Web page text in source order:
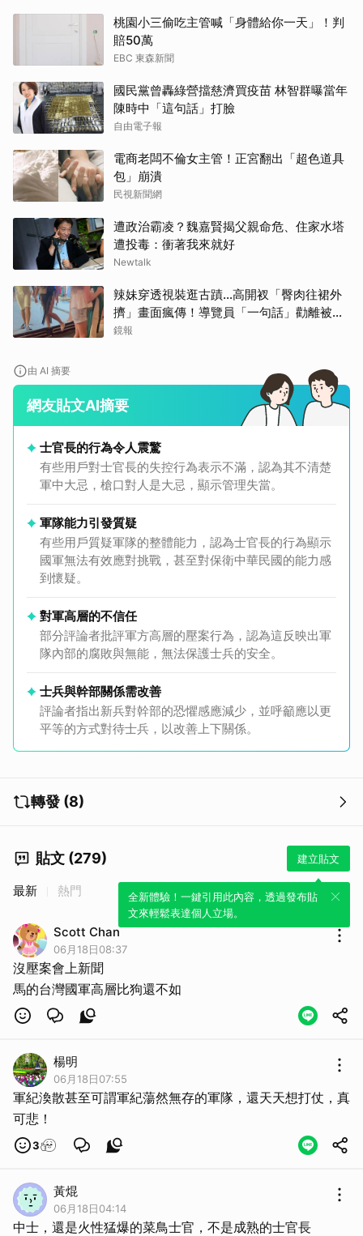
桃園小三偷吃主管喊「身體給你一天」！判
賠50萬
EBC 東森新聞
國民黨曾轟綠營擋慈濟買疫苗 林智群曝當年
陳時中「這句話」打臉
自由電子報
電商老闆不倫女主管！正宮翻出「超色道具
包」崩潰
民視新聞網
遭政治霸凌？魏嘉賢揭父親命危、住家水塔
遭投毒：衝著我來就好
Newtalk
辣妹穿透視裝逛古蹟…高開衩「臀肉往裙外
擠」畫面瘋傳！導覽員「一句話」勸離被狂
讚
鏡報
由 AI 摘要
網友貼文AI摘要
士官長的行為令人震驚
有些用戶對士官長的失控行為表示不滿，認為其不清楚
軍中大忌，槍口對人是大忌，顯示管理失當。
軍隊能力引發質疑
有些用戶質疑軍隊的整體能力，認為士官長的行為顯示
國軍無法有效應對挑戰，甚至對保衛中華民國的能力感
到懷疑。
對軍高層的不信任
部分評論者批評軍方高層的壓案行為，認為這反映出軍
隊內部的腐敗與無能，無法保護士兵的安全。
士兵與幹部關係需改善
評論者指出新兵對幹部的恐懼感應減少，並呼籲應以更
平等的方式對待士兵，以改善上下關係。
轉發 (8)
貼文 (279) 建立貼文
全新體驗！一鍵引用此內容，透過發布貼
文來輕鬆表達個人立場。
最新 熱門
Scott Chan
06月18日08:37
沒壓案會上新聞
馬的台灣國軍高層比狗還不如
楊明
06月18日07:55
軍紀渙散甚至可謂軍紀蕩然無存的軍隊，還天天想打仗，真
可悲！
3
黃焜
06月18日04:14
中士，還是火性猛爆的菜鳥士官，不是成熟的士官長
取消